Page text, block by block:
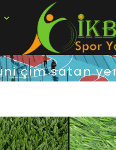
çim satan